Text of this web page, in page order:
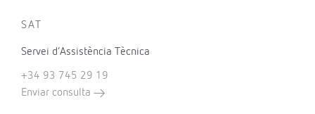
SAT
Servei d’Assistència Tècnica
+34 93 745 29 19
Enviar consulta